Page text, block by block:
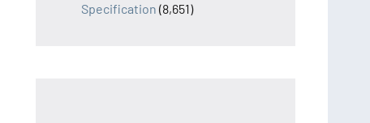
Specification (8,651)